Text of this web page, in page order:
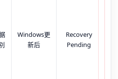
Windows更
新后
Recovery
Pending